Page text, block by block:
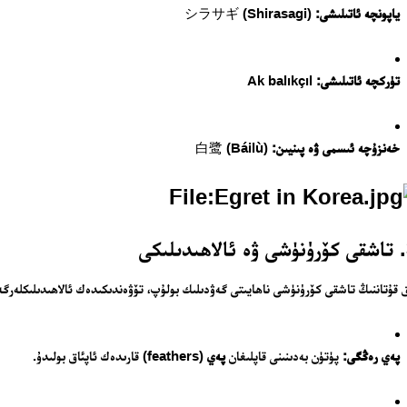
ئاناسەھىپە
ياپونچە ئاتىلىشى:
تۈركچە ئاتىلىشى:
خەنزۇچە ئىسمى ۋە پىنيىن:
قۇتاننىڭ تاشقى كۆرۈنۈشى ناھايىتى گەۋدىلىك بولۇپ، تۆۋەندىكىدەك
پەي رەڭگى: پۈتۈن بەدىنىنى قاپلىغانپەي(feathers) قارىدەك ئاپئاق بولىدۇ.